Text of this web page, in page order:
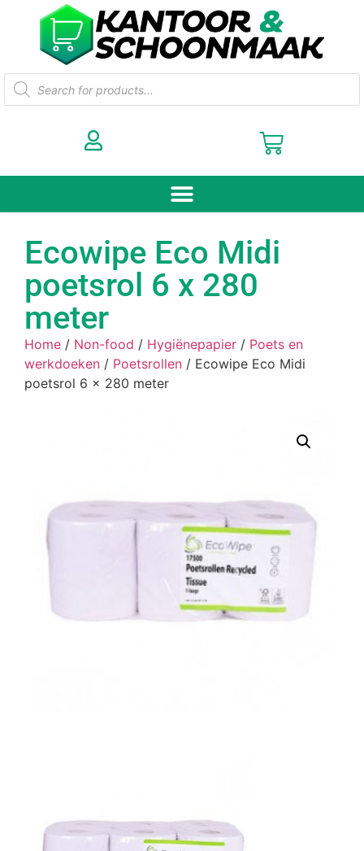
Ecowipe Eco Midi
poetsrol 6 x 280
meter
Home / Non-food / Hygiënepapier / Poets en
werkdoeken / Poetsrollen / Ecowipe Eco Midi
poetsrol 6 x 280 meter